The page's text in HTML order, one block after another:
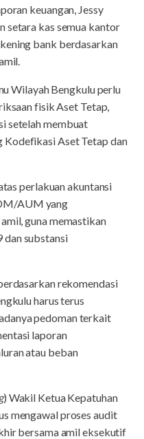
keuangan, Jessy
setara kas semua kantor
bank berdasarkan
Wilayah Bengkulu perlu
fisik Aset Tetap,
setelah membuat
Kodefikasi Aset Tetap dan
perlakuan akuntansi
AUM yang
guna memastikan
dan substansi
rekomendasi
harus terus
pedoman terkait
laporan
atau beban
) Wakil Ketua Kepatuhan
mengawal proses audit
bersama amil eksekutif